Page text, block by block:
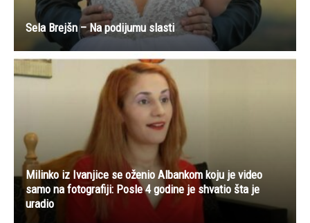
Sela Brejšn – Na podijumu slasti
Milinko iz Ivanjice se oženio Albankom koju je video
samo na fotografiji: Posle 4 godine je shvatio šta je
uradio